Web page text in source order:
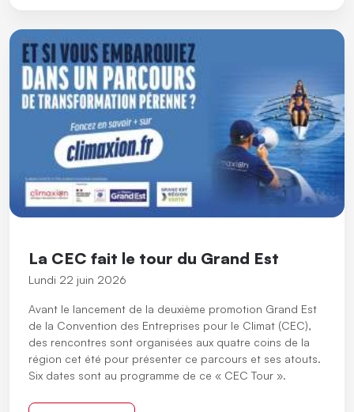
La CEC fait le tour du Grand Est
Lundi 22 juin 2026
Avant le lancement de la deuxième promotion Grand Est
de la Convention des Entreprises pour le Climat (CEC),
des rencontres sont organisées aux quatre coins de la
région cet été pour présenter ce parcours et ses atouts.
Six dates sont au programme de ce « CEC Tour ».